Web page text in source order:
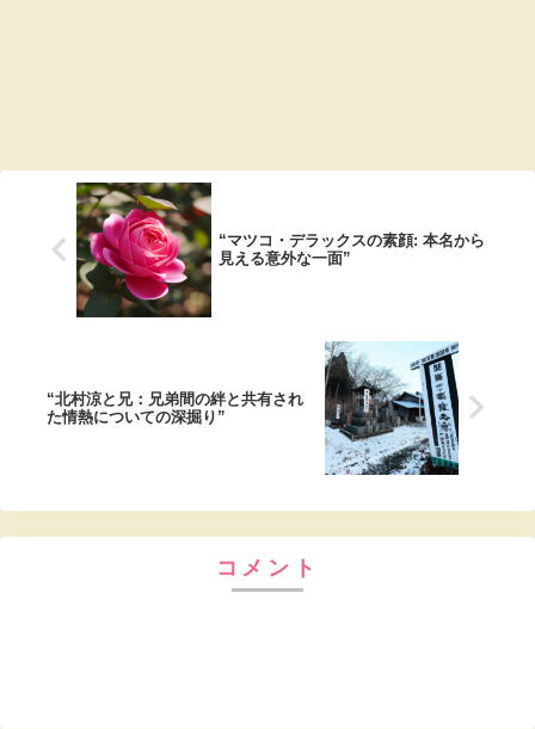
“マツコ・デラックスの素顔: 本名から
見える意外な一面”
“北村涼と兄：兄弟間の絆と共有され
た情熱についての深掘り”
コメント